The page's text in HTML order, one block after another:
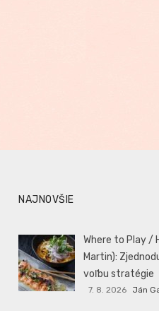
NAJNOVŠIE
Where to Play /
Martin):
voľbu stratégie
7. 8. 2026 Ján